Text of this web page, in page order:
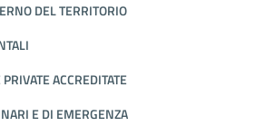
DEL TERRITORIO
ACCREDITATE
E DI EMERGENZA